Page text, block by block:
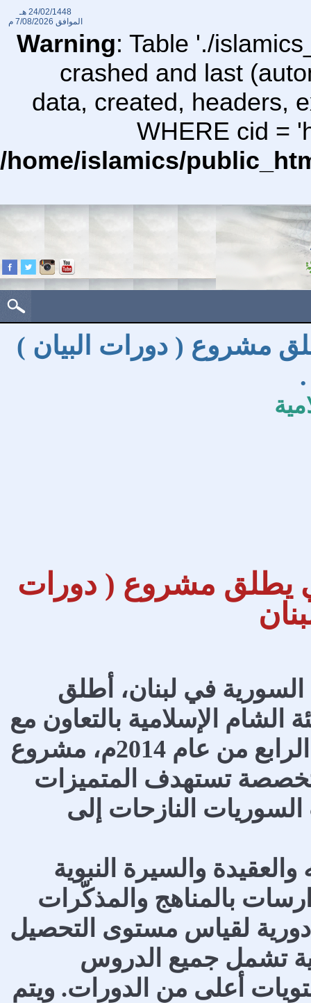
Warning: Table './
crashed and last
data, created, headers,
WHERE cid =
/home/islamics/
24/02/1448 هـ
الموافق 7/08/2026 م
مشروع ( دورات البيان )
يطلق مشروع ( دورات
السورية في لبنان، أطلق
الإسلامية بالتعاون مع
الهيئة النسائية لدار الحديث، في الشهر الرابع من عام 2014م، مشروع
تستهدف المتميزات
النازحات إلى
والسيرة النبوية
بالمناهج والمذكّرات
دورية لقياس مستوى التحصيل
تشمل جميع الدروس
أعلى من الدورات. ويتم